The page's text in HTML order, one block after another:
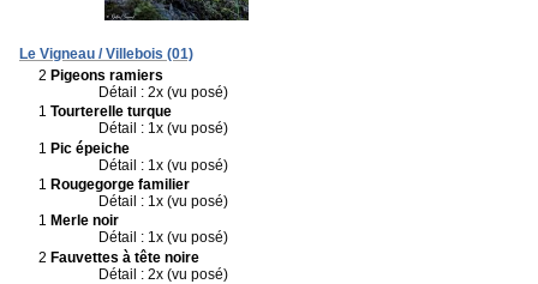
Le Vigneau / Villebois (01)
2 Pigeons ramiers
Détail : 2x (vu posé)
1 Tourterelle turque
Détail : 1x (vu posé)
1 Pic épeiche
Détail : 1x (vu posé)
1 Rougegorge familier
Détail : 1x (vu posé)
1 Merle noir
Détail : 1x (vu posé)
2 Fauvettes à tête noire
Détail : 2x (vu posé)